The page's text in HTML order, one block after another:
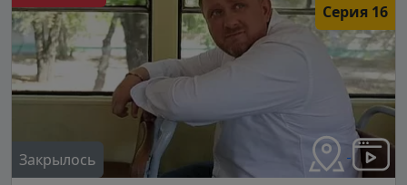
Серия 16
Закрылось